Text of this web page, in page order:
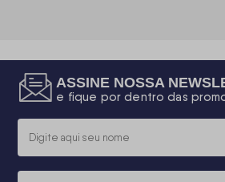
ASSINE NOSSA
e fique por dentro das